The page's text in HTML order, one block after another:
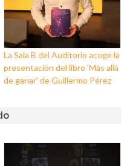
La Sala B del Auditorio acoge la
presentación del libro ‘Más allá
de ganar’ de Guillermo Pérez